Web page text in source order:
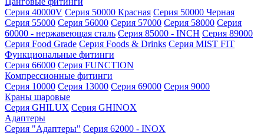
Серия 40000V Серия 50000 Красная Серия 50000 Черная
Серия 55000 Серия 56000 Серия 57000 Серия 58000 Серия
60000 - нержавеющая сталь Серия 85000 - INCH Серия 89000
Серия Food Grade Серия Foods & Drinks Серия MIST FIT
Функциональные фитинги
Серия 66000 Серия FUNCTION
Компрессионные фитинги
Серия 10000 Серия 13000 Серия 69000 Серия 9000
Краны шаровые
Серия GHILUX Серия GHINOX
Адаптеры
Серия "Адаптеры" Серия 62000 - INOX